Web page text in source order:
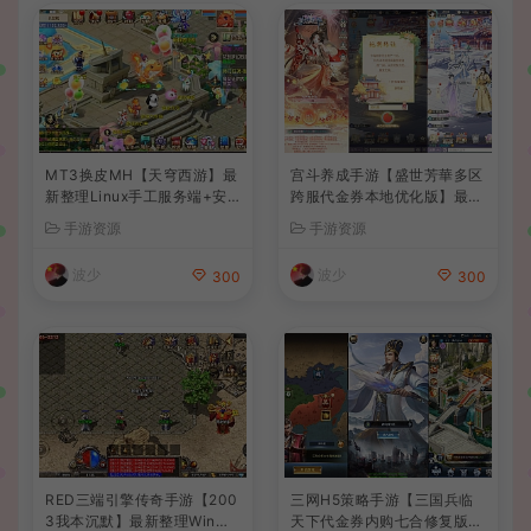
MT3换皮MH【天穹西游】最
新整理Linux手工服务端+安
卓苹果双端+GM后台+详细搭
建教程+全套源码+视频教程
手游资源
波少 300
宫斗养成手游【盛世芳華多区
跨服代金券本地优化版】最新
整理单机一键即玩端+Linux
手工服务端+CDK授权后台
+安卓+详细搭建教程
手游资源
波少 300
RED三端引擎传奇手游【200
3我本沉默】最新整理Win系
三网H5策略手游【三国兵临
天下代金券内购七合修复版】